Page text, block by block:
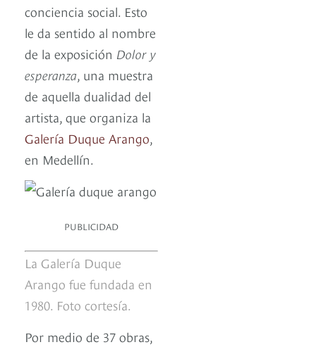
conciencia social. Esto
le da sentido al nombre
de la exposición Dolor y
esperanza, una muestra
de aquella dualidad del
artista, que organiza la
Galería Duque Arango,
en Medellín.
PUBLICIDAD
La Galería Duque
Arango fue fundada en
1980. Foto cortesía.
Por medio de 37 obras,